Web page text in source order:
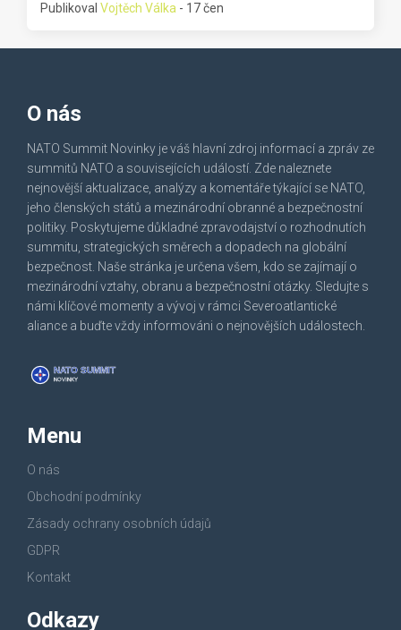
Publikoval Vojtěch Válka - 17 čen
O nás
NATO Summit Novinky je váš hlavní zdroj informací a zpráv ze
summitů NATO a souvisejících událostí. Zde naleznete
nejnovější aktualizace, analýzy a komentáře týkající se NATO,
jeho členských států a mezinárodní obranné a bezpečnostní
politiky. Poskytujeme důkladné zpravodajství o rozhodnutích
summitu, strategických směrech a dopadech na globální
bezpečnost. Naše stránka je určena všem, kdo se zajímají o
mezinárodní vztahy, obranu a bezpečnostní otázky. Sledujte s
námi klíčové momenty a vývoj v rámci Severoatlantické
aliance a buďte vždy informováni o nejnovějších událostech.
Menu
O nás
Obchodní podmínky
Zásady ochrany osobních údajů
GDPR
Kontakt
Odkazy